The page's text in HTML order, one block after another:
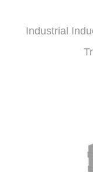
Industrial